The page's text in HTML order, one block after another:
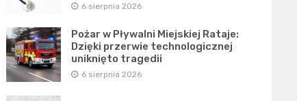
6 sierpnia 2026
Pożar w Pływalni Miejskiej Rataje:
Dzięki przerwie technologicznej
uniknięto tragedii
6 sierpnia 2026